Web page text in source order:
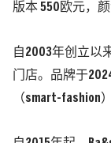
版本 550欧元，
自2003年创立以
门店。品牌于
（smart-fashion